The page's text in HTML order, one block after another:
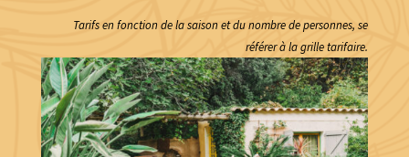
Tarifs en fonction de la saison et du nombre de personnes, se
référer à la grille tarifaire.